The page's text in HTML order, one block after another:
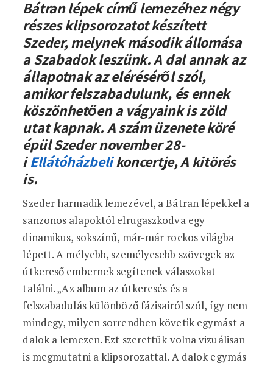
Új klip és egy koncert a kitörés
Bátran lépek című lemezéhez négy
részes klipsorozatot készített
Szeder, melynek második állomása
a Szabadok leszünk. A dal annak az
állapotnak az eléréséről szól,
amikor felszabadulunk, és ennek
köszönhetően a vágyaink is zöld
utat kapnak. A szám üzenete köré
épül Szeder november 28-
iEllátóházbelikoncertje, A kitörés
is.
Szeder harmadik lemezével, a Bátran lépekkel a
sanzonos alapoktól elrugaszkodva egy
dinamikus, sokszínű, már-már rockos világba
lépett. A mélyebb, személyesebb szövegek az
útkereső embernek segítenek válaszokat
találni. „Az album az útkeresés és a
felszabadulás különböző fázisairól szól, így nem
mindegy, milyen sorrendben követik egymást a
dalok a lemezen. Ezt szerettük volna vizuálisan
is megmutatni a klipsorozattal. A dalok egymás